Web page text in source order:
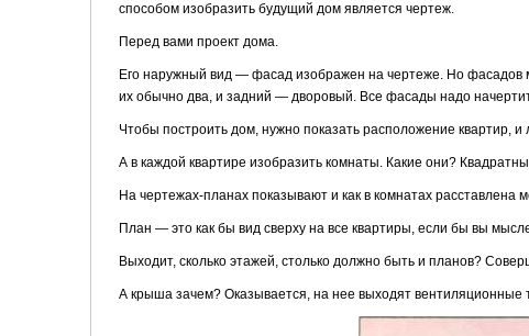
способом изобразить будущий дом является чертеж.
Перед вами проект дома.
Его наружный вид — фасад изображен на чертеже. Но
их обычно два, и задний — дворовый. Все фасады надо
Чтобы построить дом, нужно показать расположение квартир, и
А в каждой квартире изобразить комнаты. Какие они?
На чертежах-планах показывают и как в комнатах расставлена
План — это как бы вид сверху на все квартиры, если бы вы
Выходит, сколько этажей, столько должно быть и планов?
А крыша зачем? Оказывается, на нее выходят вентиляционные